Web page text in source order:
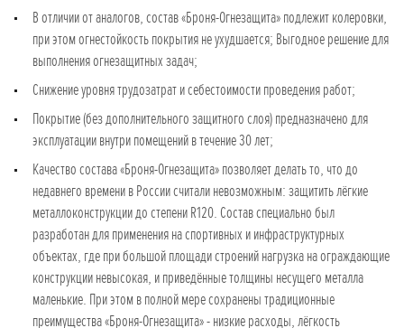
В отличии от аналогов, состав «Броня-Огнезащита» подлежит колеровки,
при этом огнестойкость покрытия не ухудшается; Выгодное решение для
выполнения огнезащитных задач;
Снижение уровня трудозатрат и себестоимости проведения работ;
Покрытие (без дополнительного защитного слоя) предназначено для
эксплуатации внутри помещений в течение 30 лет;
Качество состава «Броня-Огнезащита» позволяет делать то, что до
недавнего времени в России считали невозможным: защитить лёгкие
металлоконструкции до степени R120. Состав специально был
разработан для применения на спортивных и инфраструктурных
объектах, где при большой площади строений нагрузка на ограждающие
конструкции невысокая, и приведённые толщины несущего металла
маленькие. При этом в полной мере сохранены традиционные
преимущества «Броня-Огнезащита» - низкие расходы, лёгкость